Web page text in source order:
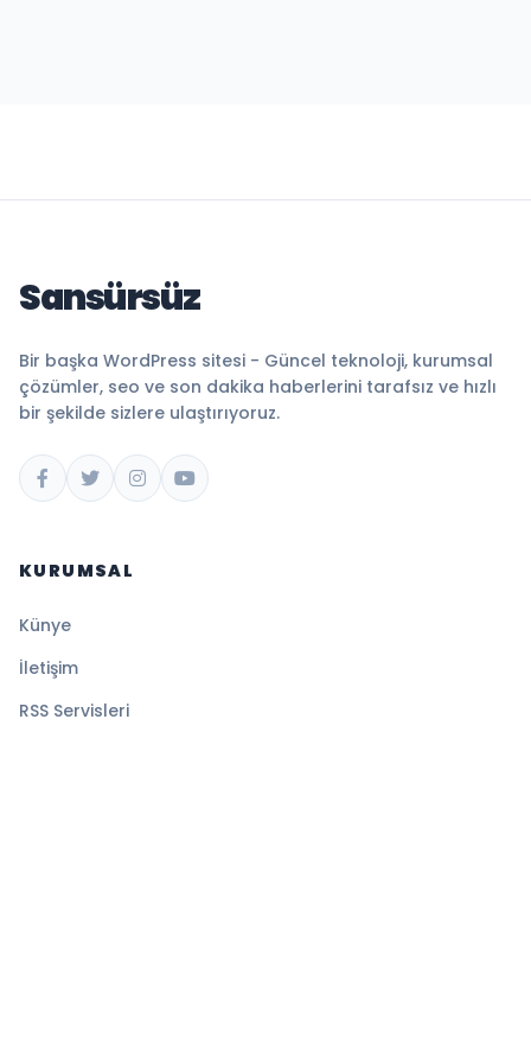
Sansürsüz
Bir başka WordPress sitesi - Güncel teknoloji, kurumsal
çözümler, seo ve son dakika haberlerini tarafsız ve hızlı
bir şekilde sizlere ulaştırıyoruz.
KURUMSAL
Künye
İletişim
RSS Servisleri